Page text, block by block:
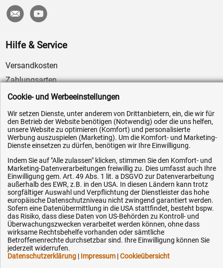
Hilfe & Service
Versandkosten
Zahlungsarten
Service
AGB / Widerrufsrecht
Datenschutz
Impressum
OEM-Ersatzteile
Technik-Hilfe
Downloads
Kontakt
Ihre Hytec-Hydraulik Vorteile
Schneller Versand, meist am selben Tag
Cookie- und Werbeeinstellungen
Wir setzen Dienste, unter anderem von Drittanbietern, ein, die wir für
den Betrieb der Website benötigen (Notwendig) oder die uns helfen,
unsere Website zu optimieren (Komfort) und personalisierte
Werbung auszuspielen (Marketing). Um die Komfort- und Marketing-
Dienste einsetzen zu dürfen, benötigen wir Ihre Einwilligung.
Indem Sie auf "Alle zulassen" klicken, stimmen Sie den Komfort- und
Marketing-Datenverarbeitungen freiwillig zu. Dies umfasst auch Ihre
Einwilligung gem. Art. 49 Abs. 1 lit. a DSGVO zur Datenverarbeitung
außerhalb des EWR, z.B. in den USA. In diesen Ländern kann trotz
sorgfältiger Auswahl und Verpflichtung der Dienstleister das hohe
europäische Datenschutzniveau nicht zwingend garantiert werden.
Sofern eine Datenübermittlung in die USA stattfindet, besteht bspw.
das Risiko, dass diese Daten von US-Behörden zu Kontroll- und
Überwachungszwecken verarbeitet werden können, ohne dass
wirksame Rechtsbehelfe vorhanden oder sämtliche
Betroffenenrechte durchsetzbar sind. Ihre Einwilligung können Sie
jederzeit widerrufen.
Datenschutzerklärung | Impressum |Cookieübersicht